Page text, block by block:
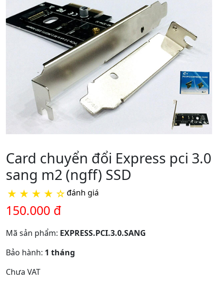
Card chuyển đổi Express pci 3.0
sang m2 (ngff) SSD
★ ★ ★ ★ ☆đánh giá
150.000 đ
Mã sản phẩm: EXPRESS.PCI.3.0.SANG
Bảo hành: 1 tháng
Chưa VAT